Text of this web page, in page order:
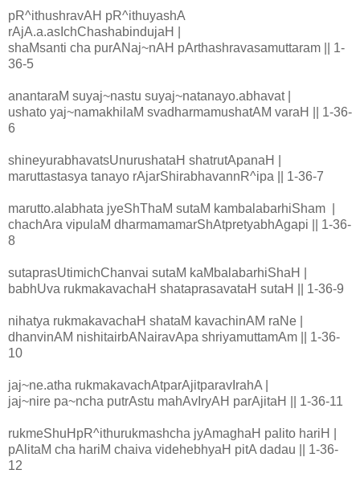
pR^ithushravAH pR^ithuyashA
rAjA.a.asIchChashabindujaH |
shaMsanti cha purANaj~nAH pArthashravasamuttaram || 1-
36-5
anantaraM suyaj~nastu suyaj~natanayo.abhavat |
ushato yaj~namakhilaM svadharmamushatAM varaH || 1-36-
6
shineyurabhavatsUnurushataH shatrutApanaH |
maruttastasya tanayo rAjarShirabhavannR^ipa || 1-36-7
marutto.alabhata jyeShThaM sutaM kambalabarhiSham |
chachAra vipulaM dharmamamarShAtpretyabhAgapi || 1-36-
8
sutaprasUtimichChanvai sutaM kaMbalabarhiShaH |
babhUva rukmakavachaH shataprasavataH sutaH || 1-36-9
nihatya rukmakavachaH shataM kavachinAM raNe |
dhanvinAM nishitairbANairavApa shriyamuttamAm || 1-36-
10
jaj~ne.atha rukmakavachAtparAjitparavIrahA |
jaj~nire pa~ncha putrAstu mahAvIryAH parAjitaH || 1-36-11
rukmeShuHpR^ithurukmashcha jyAmaghaH palito hariH |
pAlitaM cha hariM chaiva videhebhyaH pitA dadau || 1-36-
12